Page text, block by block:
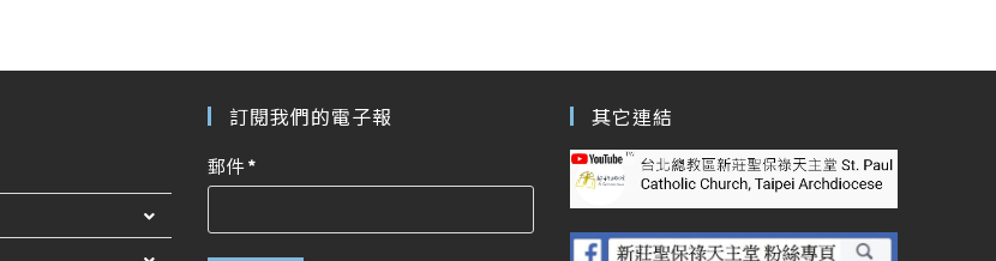
訂閱我們的電子報
郵件*
其它連結